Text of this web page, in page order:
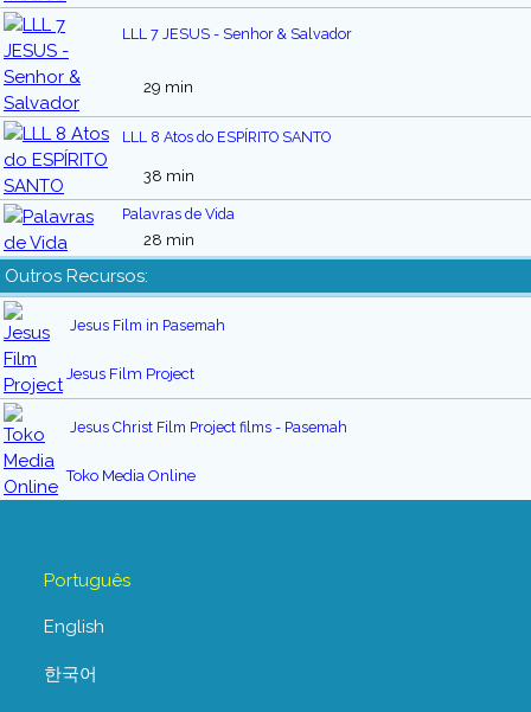
LLL 7 JESUS - Senhor & Salvador
29 min
LLL 8 Atos do ESPÍRITO SANTO
38 min
Palavras de Vida
28 min
Outros Recursos:
Jesus Film in Pasemah
Jesus Film Project
Jesus Christ Film Project films - Pasemah
Toko Media Online
Português
English
한국어